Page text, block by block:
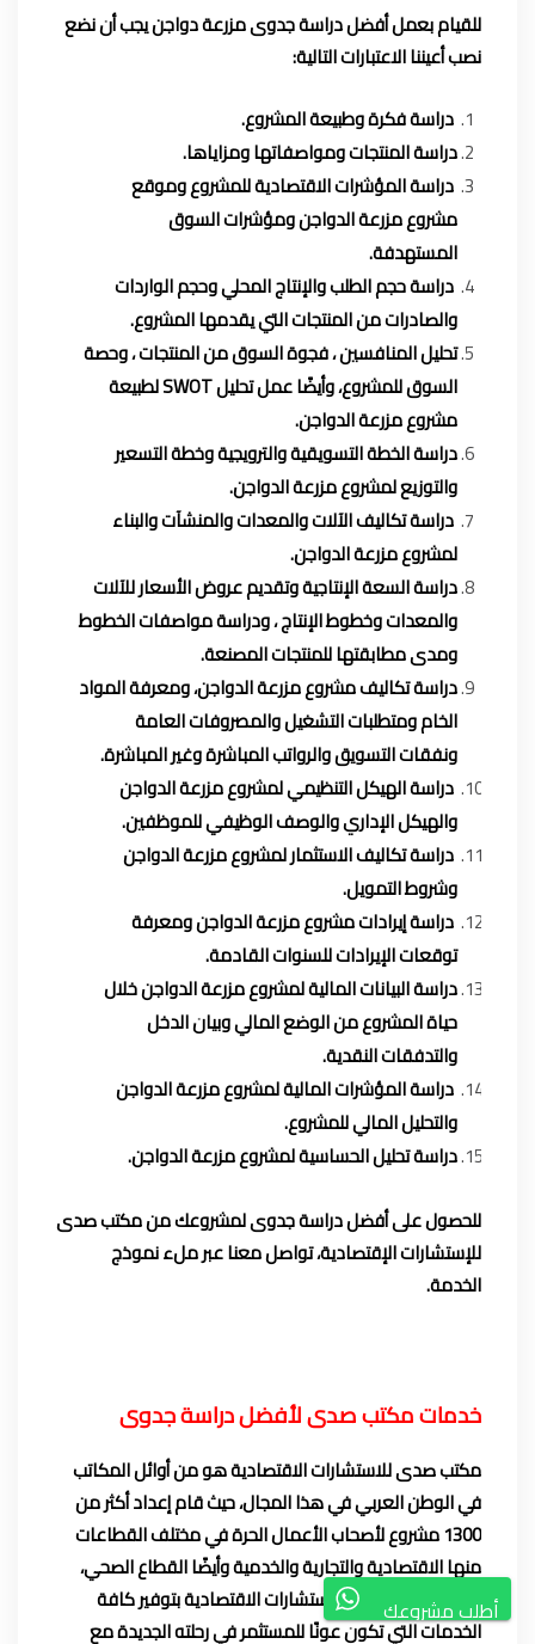
للقيام بعمل أفضل دراسة جدوى مزرعة دواجن يجب أن نضع
نصب أعيننا الاعتبارات التالية:
دراسة فكرة وطبيعة المشروع.
دراسة المنتجات ومواصفاتها ومزاياها.
دراسة المؤشرات الاقتصادية للمشروع وموقع
مشروع مزرعة الدواجن ومؤشرات السوق
المستهدفة.
دراسة حجم الطلب والإنتاج المحلي وحجم الواردات
والصادرات من المنتجات التي يقدمها المشروع.
تحليل المنافسين ، فجوة السوق من المنتجات ، وحصة
السوق للمشروع، وأيضًا عمل تحليل SWOT لطبيعة
مشروع مزرعة الدواجن.
دراسة الخطة التسويقية والترويجية وخطة التسعير
والتوزيع لمشروع مزرعة الدواجن.
دراسة تكاليف الآلات والمعدات والمنشآت والبناء
لمشروع مزرعة الدواجن.
دراسة السعة الإنتاجية وتقديم عروض الأسعار للآلات
والمعدات وخطوط الإنتاج ، ودراسة مواصفات الخطوط
ومدى مطابقتها للمنتجات المصنعة.
دراسة تكاليف مشروع مزرعة الدواجن، ومعرفة المواد
الخام ومتطلبات التشغيل والمصروفات العامة
ونفقات التسويق والرواتب المباشرة وغير المباشرة.
دراسة الهيكل التنظيمي لمشروع مزرعة الدواجن
والهيكل الإداري والوصف الوظيفي للموظفين.
دراسة تكاليف الاستثمار لمشروع مزرعة الدواجن
وشروط التمويل.
دراسة إيرادات مشروع مزرعة الدواجن ومعرفة
توقعات الإيرادات للسنوات القادمة.
دراسة البيانات المالية لمشروع مزرعة الدواجن خلال
حياة المشروع من الوضع المالي وبيان الدخل
والتدفقات النقدية.
دراسة المؤشرات المالية لمشروع مزرعة الدواجن
والتحليل المالي للمشروع.
دراسة تحليل الحساسية لمشروع مزرعة الدواجن.
للحصول على أفضلدراسة جدوى لمشروعكمن مكتب صدى
للإستشارات الإقتصادية، تواصل معنا عبر ملءنموذج
الخدمة.
خدمات مكتب صدى لأفضل دراسة جدوى
مكتب صدى للاستشارات الاقتصادية هو من أوائل المكاتب
في الوطن العربي في هذا المجال، حيث قام إعداد أكثر من
1300 مشروع لأصحاب الأعمال الحرة في مختلف القطاعات
منها الاقتصادية والتجارية والخدمية وأيضًا القطاع الصحي،
ويهتم مكتب صدى للاستشارات الاقتصادية بتوفير كافة
الخدمات التي تكون عونًا للمستثمر في رحلته الجديدة مع
أطلب مشروعك